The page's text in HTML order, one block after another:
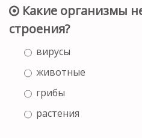
Какие организмы
строения?
вирусы
животные
грибы
растения